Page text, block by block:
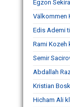
Egzon
Välkommen
Edis Ademi
Rami Kozeh
Semir
Abdallah
Kristian
Hicham Ali